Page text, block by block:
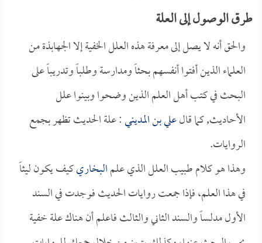
طرق الوصول إلى العلة
والحق أنه لا يصل إلى معرفة هذه العلل الخفية إلا الجهابذة من
العلماء الذين أفتوا أنفسهم بحثاً ومدارسة وطلباً وتدريباً على
البحث في كتب أهل العلم الذين وضحوا وبينوا علل
الأحاديث, كما قالعلي بن المديني: علة الحديث تظهر بجمع
الروايات.
وهذا هو كلام طبيب العلل الذي علمالبخاريكيف يكون ليثاً
في هذا العلم، فإذا جمعت روايات الحديث فوجدت في السند
الأول مدلساً والسند الثاني والثالث فاعلم أن هناك علة خفية